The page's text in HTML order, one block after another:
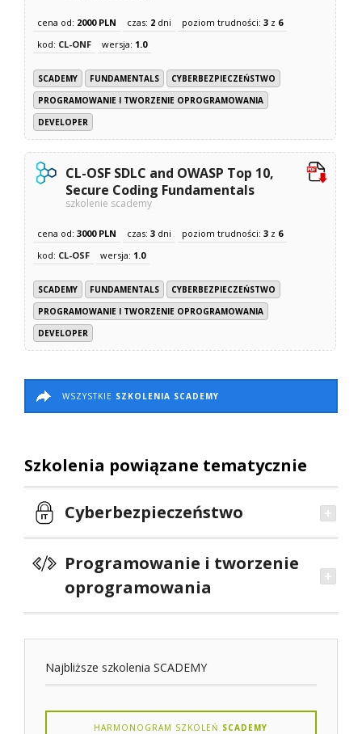
cena od: 2000 PLN czas: 2 dni poziom trudności:3 z 6
kod: CL-ONF wersja: 1.0
SCADEMY FUNDAMENTALS
CYBERBEZPIECZEŃSTWO
PROGRAMOWANIE I TWORZENIE OPROGRAMOWANIA
DEVELOPER
CL-OSF SDLC and OWASP Top 10,
Secure Coding Fundamentals
szkolenie scademy
cena od:3000 PLN czas:3 dni poziom trudności:3 z 6
kod: CL-OSF wersja: 1.0
SCADEMY FUNDAMENTALS
CYBERBEZPIECZEŃSTWO
PROGRAMOWANIE I TWORZENIE OPROGRAMOWANIA
DEVELOPER
WSZYSTKIE SZKOLENIA SCADEMY
Szkolenia powiązane tematycznie
Cyberbezpieczeństwo
Programowanie i tworzenie
oprogramowania
Najbliższe szkolenia SCADEMY
HARMONOGRAM SZKOLEŃ SCADEMY